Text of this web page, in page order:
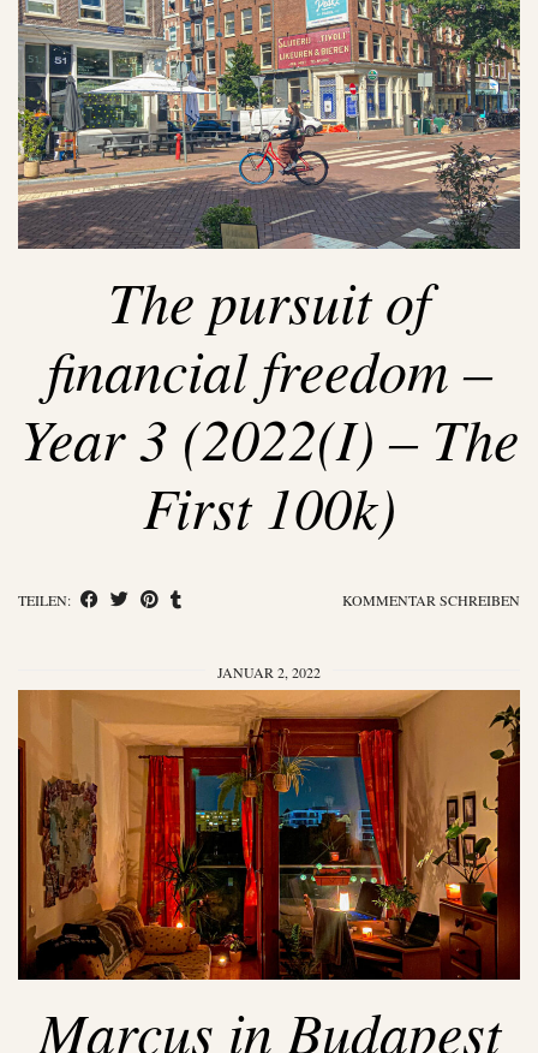
The pursuit of
financial freedom –
Year 3 (2022(I) – The
First 100k)
TEILEN: KOMMENTAR SCHREIBEN
JANUAR 2, 2022
Marcus in Budapest